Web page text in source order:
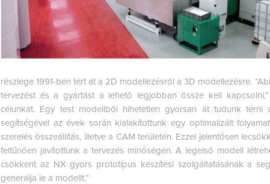
részlege 1991-ben tért át a 2D modellezésről a 3D modellezésre.
tervezést és a gyártást a lehető legjobban össze kell
célunkat. Egy test modellből hihetetlen gyorsan át tudunk
segítségével az évek során kialakítottunk egy optimalizált
szerelés összeállítás, illetve a CAM területén. Ezzel jelentősen
feltűnően javítottunk a tervezés minőségén. A legelső modell
csökkent az NX gyors prototípus készítési szolgáltatásának a
generálja le a modellt.”